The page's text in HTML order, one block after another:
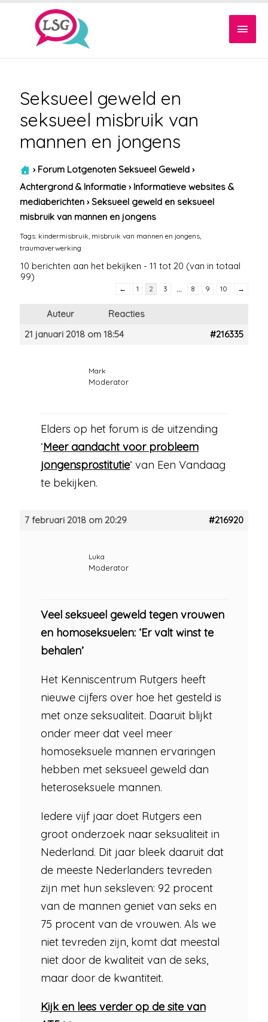
Seksueel geweld en
seksueel misbruik van
mannen en jongens
› Forum Lotgenoten Seksueel Geweld ›
Achtergrond & Informatie › Informatieve websites &
mediaberichten › Seksueel geweld en seksueel
misbruik van mannen en jongens
Tags: kindermisbruik misbruik van mannen en jongens
traumaverwerking
10 berichten aan het bekijken - 11 tot 20 (van in totaal
99)
← 1 2 3 … 8 9 10 →
Auteur
Reacties
21 januari 2018 om 18:54
#216335
Mark
Moderator
Elders op het forum is de uitzending
‘Meer aandacht voor probleem
jongensprostitutie‘ van Een Vandaag
te bekijken.
7 februari 2018 om 20:29 #216920
Luka
Moderator
Veel seksueel geweld tegen vrouwen
en homoseksuelen: ‘Er valt winst te
behalen’
Het Kenniscentrum Rutgers heeft
nieuwe cijfers over hoe het gesteld is
met onze seksualiteit. Daaruit blijkt
onder meer dat veel meer
homoseksuele mannen ervaringen
hebben met seksueel geweld dan
heteroseksuele mannen.
Iedere vijf jaar doet Rutgers een
groot onderzoek naar seksualiteit in
Nederland. Dit jaar bleek daaruit dat
de meeste Nederlanders tevreden
zijn met hun seksleven: 92 procent
van de mannen geniet van seks en
75 procent van de vrouwen. Als we
niet tevreden zijn, komt dat meestal
niet door de kwaliteit van de seks,
maar door de kwantiteit.
Kijk en lees verder op de site van